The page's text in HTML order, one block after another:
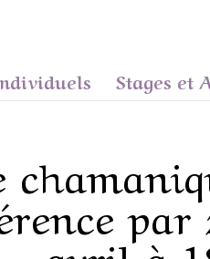
Stages et
par